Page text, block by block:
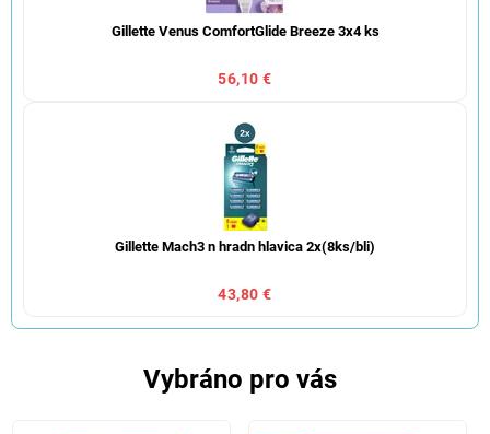
Gillette Venus ComfortGlide Breeze 3x4 ks
56,10 €
Gillette Mach3 n hradn hlavica 2x(8ks/bli)
43,80 €
Vybráno pro vás